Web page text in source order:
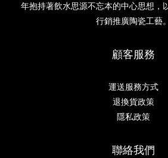
年抱持著飲水思源不忘本的中心思想，
行銷推廣陶瓷工藝。
顧客服務
運送服務方式
退換貨政策
隱私政策
聯絡我們